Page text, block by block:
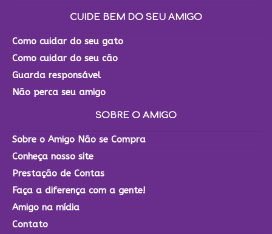
CUIDE BEM DO SEU AMIGO
Como cuidar do seu gato
Como cuidar do seu cão
Guarda responsável
Não perca seu amigo
SOBRE O AMIGO
Sobre o Amigo Não se Compra
Conheça nosso site
Prestação de Contas
Faça a diferença com a gente!
Amigo na mídia
Contato